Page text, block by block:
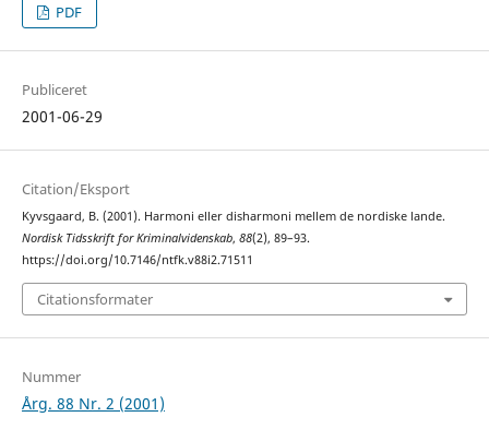
PDF
Publiceret
2001-06-29
Citation/Eksport
Kyvsgaard, B. (2001). Harmoni eller disharmoni mellem de nordiske lande.
Nordisk Tidsskrift for Kriminalvidenskab, 88(2), 89–93.
https://doi.org/10.7146/ntfk.v88i2.71511
Citationsformater
Nummer
Årg. 88 Nr. 2 (2001)